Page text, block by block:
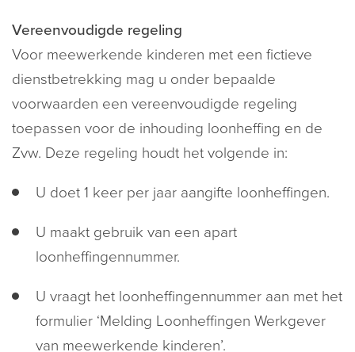
Vereenvoudigde regeling
Voor meewerkende kinderen met een fictieve
dienstbetrekking mag u onder bepaalde
voorwaarden een vereenvoudigde regeling
toepassen voor de inhouding loonheffing en de
Zvw. Deze regeling houdt het volgende in:
U doet 1 keer per jaar aangifte loonheffingen.
U maakt gebruik van een apart
loonheffingennummer.
U vraagt het loonheffingennummer aan met het
formulier ‘Melding Loonheffingen Werkgever
van meewerkende kinderen’.